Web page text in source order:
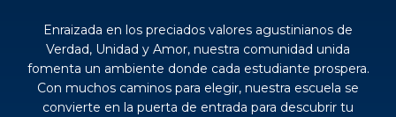
Enraizada en los preciados valores agustinianos de
Verdad, Unidad y Amor, nuestra comunidad unida
fomenta un ambiente donde cada estudiante prospera.
Con muchos caminos para elegir, nuestra escuela se
convierte en la puerta de entrada para descubrir tu